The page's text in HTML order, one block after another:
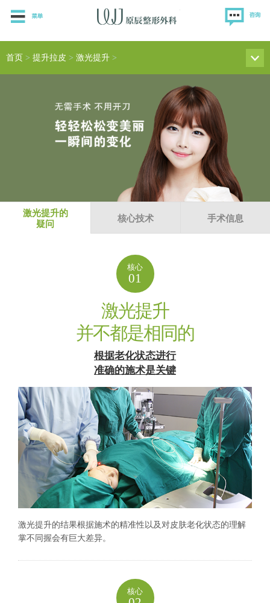
首页 > 提升拉皮 > 激光提升 >
激光提升的
疑问
核心技术 手术信息
核心
01
激光提升
并不都是相同的
根据老化状态进行
准确的施术是关键
激光提升的结果根据施术的精准性以及对皮肤老化状态的理解
掌不同握会有巨大差异。
核心